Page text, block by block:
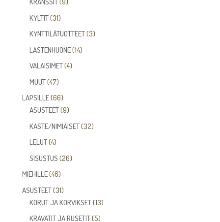
KYLTIT 3131
tuotetta
KYNTTILÄTUOTTEET 33
LASTENHUONE 1414
VALAISIMET 44
MUUT 4747
tuotetta
LAPSILLE 6666
tuotetta
ASUSTEET 99
tuotetta
KASTE/NIMIÄISET 3232
LELUT 44
tuotetta
SISUSTUS 2626
MIEHILLE 4646
tuotetta
ASUSTEET 3131
tuotetta
KORUT JA KORVIKSET 1313
KRAVATIT JA RUSETIT 55